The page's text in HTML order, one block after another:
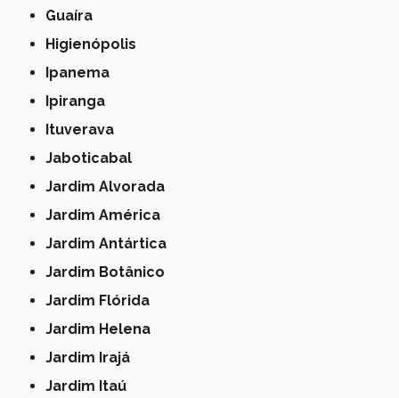
Guaíra
Higienópolis
Ipanema
Ipiranga
Ituverava
Jaboticabal
Jardim Alvorada
Jardim América
Jardim Antártica
Jardim Botânico
Jardim Flórida
Jardim Helena
Jardim Irajá
Jardim Itaú